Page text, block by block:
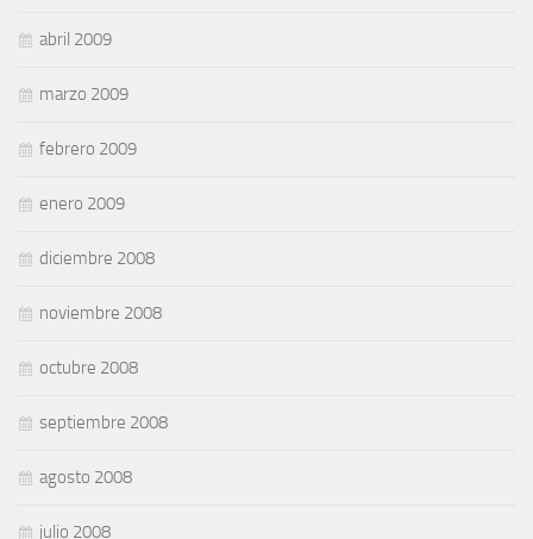
abril 2009
marzo 2009
febrero 2009
enero 2009
diciembre 2008
noviembre 2008
octubre 2008
septiembre 2008
agosto 2008
julio 2008